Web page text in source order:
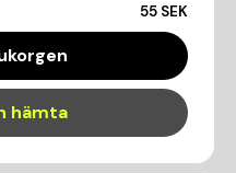
55 SEK
hämta